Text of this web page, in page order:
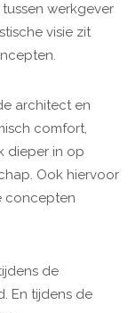
werkgever
visie zit
architect en
comfort,
dieper in op
Ook hiervoor
concepten
de
En tijdens de